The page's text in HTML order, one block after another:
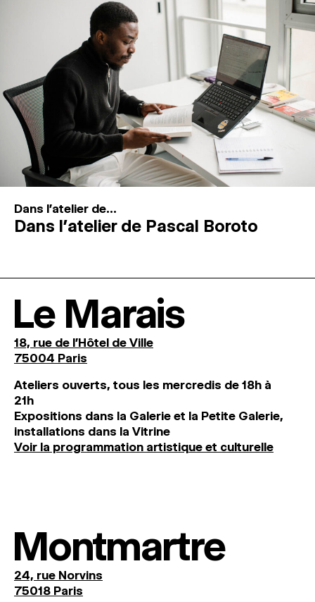
Dans l'atelier de...
Dans l’atelier de Pascal Boroto
Le Marais
18, rue de l'Hôtel de Ville
75004 Paris
Ateliers ouverts, tous les mercredis de 18h à
21h
Expositions dans la Galerie et la Petite Galerie,
installations dans la Vitrine
Voir la programmation artistique et culturelle
Montmartre
24, rue Norvins
75018 Paris